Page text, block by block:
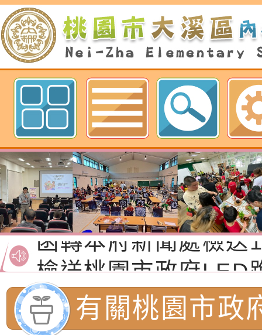
歡迎參觀：桃園市內柵國民小學網
函轉桃園市政府「
性(防空)演習執行計
轉桃園市政府「
（防空）演習－行動
演練」
檢送桃園市政府家庭
「115年度祖孫樂淘
節慶祝活動」海報電
函轉本府新聞處檢送
交通安全宣導標語播
道安宣導影像素材
檢送桃園市政府LED
字稿及LCD託播影片
檢送行政院新聞傳播
月份公共服務政策溝
檢送本市馬祖新村眷
有關桃園市政